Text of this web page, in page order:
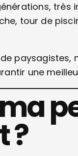
très
tour de
paysagistes,
une
?